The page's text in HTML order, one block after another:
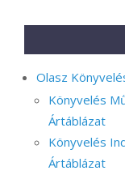
Olasz
Könyvelés
Ártáblázat
Könyvelés
Ártáblázat